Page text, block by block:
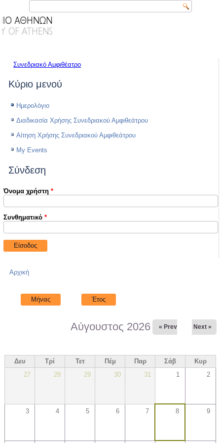
Συνεδριακό Αμφιθέατρο
Κύριο μενού
Ημερολόγιο
Διαδικασία Χρήσης Συνεδριακού Αμφιθεάτρου
Αίτηση Χρήσης Συνεδριακού Αμφιθεάτρου
My Events
Σύνδεση
Όνομα χρήστη*
Συνθηματικό*
Είστε εδώ
Αρχική
Μήνας (ενεργή καρτέλα)
Έτος
Αύγουστος 2026 « Prev Next »
Δευ Τρί Τετ Πέμ Παρ Σάβ
Κυρ
27
28 29 30 31 1 2
3 4 5 6 7 8 9